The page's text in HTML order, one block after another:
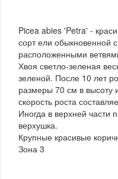
Picea abies 'Petra' -
сорт ели обыкновенной
расположенными
Хвоя светло-зеленая
зеленой. После 10 лет
размеры 70 см в высоту
скорость роста
Иногда в верхней части
верхушка.
Крупные красивые
Зона 3